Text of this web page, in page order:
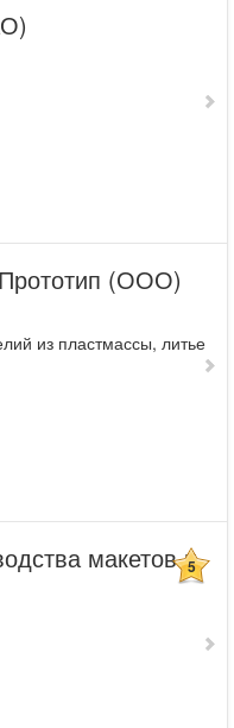
(ООО)
из пластмассы, литье
макетов и
5